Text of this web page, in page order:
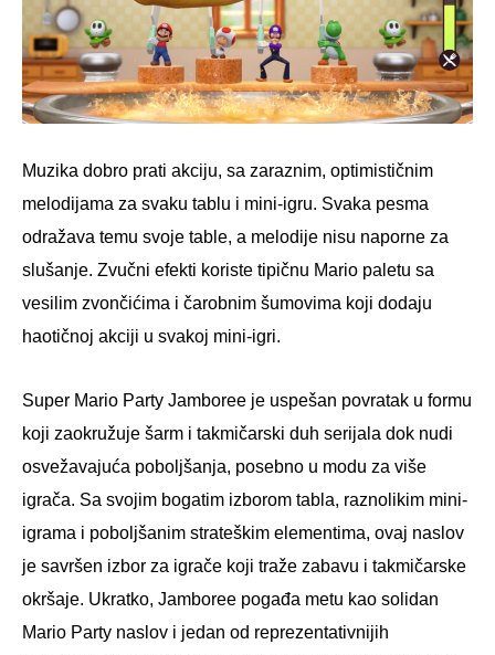
Muzika dobro prati akciju, sa zaraznim, optimističnim
melodijama za svaku tablu i mini-igru. Svaka pesma
odražava temu svoje table, a melodije nisu naporne za
slušanje. Zvučni efekti koriste tipičnu Mario paletu sa
vesilim zvončićima i čarobnim šumovima koji dodaju
haotičnoj akciji u svakoj mini-igri.
Super Mario Party Jamboree je uspešan povratak u formu
koji zaokružuje šarm i takmičarski duh serijala dok nudi
osvežavajuća poboljšanja, posebno u modu za više
igrača. Sa svojim bogatim izborom tabla, raznolikim mini-
igrama i poboljšanim strateškim elementima, ovaj naslov
je savršen izbor za igrače koji traže zabavu i takmičarske
okršaje. Ukratko, Jamboree pogađa metu kao solidan
Mario Party naslov i jedan od reprezentativnijih